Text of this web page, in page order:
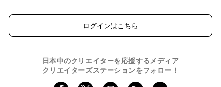
ログインはこちら
日本中のクリエイターを応援するメディア
クリエイターズステーションをフォロー！